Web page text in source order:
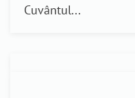
Cuvântul...